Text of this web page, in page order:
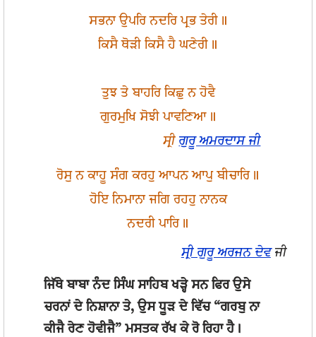
ਸਭਨਾ ਉਪਰਿ ਨਦਰਿ ਪ੍ਰਭ ਤੇਰੀ॥
ਕਿਸੈ ਥੋੜੀ ਕਿਸੈ ਹੈ ਘਣੇਰੀ॥
ਤੁਝ ਤੇ ਬਾਹਰਿ ਕਿਛੁ ਨ ਹੋਵੈ
ਗੁਰਮੁਖਿ ਸੋਝੀ ਪਾਵਣਿਆ॥
ਸ੍ਰੀ ਗੁਰੂ ਅਮਰਦਾਸ ਜੀ
ਰੋਸੁ ਨ ਕਾਹੂ ਸੰਗ ਕਰਹੁ ਆਪਨ ਆਪੁ ਬੀਚਾਰਿ॥
ਹੋਇ ਨਿਮਾਨਾ ਜਗਿ ਰਹਹੁ ਨਾਨਕ
ਨਦਰੀ ਪਾਰਿ॥
ਸ੍ਰੀ ਗੁਰੂ ਅਰਜਨ ਦੇਵਜੀ
ਜਿੱਥੇ ਬਾਬਾ ਨੰਦ ਸਿੰਘ ਸਾਹਿਬ ਖੜ੍ਹੇ ਸਨ ਫਿਰ ਉਸੇ
ਚਰਨਾਂ ਦੇ ਨਿਸ਼ਾਨਾ ਤੇ, ਉਸ ਧੂੜ ਦੇ ਵਿੱਚ “ਗਰਬੁ ਨਾ
ਕੀਜੈ ਰੇਣ ਹੋਵੀਜੈ” ਮਸਤਕ ਰੱਖ ਕੇ ਰੋ ਰਿਹਾ ਹੈ।